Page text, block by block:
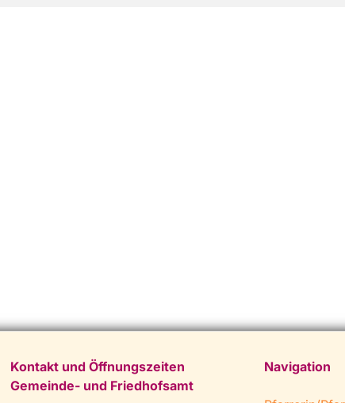
Kontakt und Öffnungszeiten
Gemeinde- und Friedhofsamt
Navigation